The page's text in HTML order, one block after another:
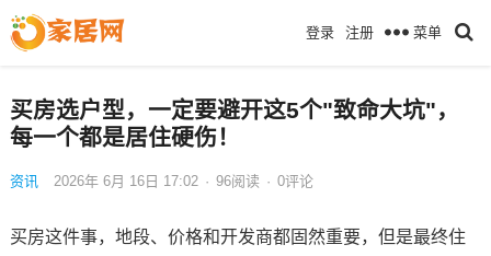
登录 注册 菜单
买房选户型，一定要避开这5个"致命大坑"，
每一个都是居住硬伤！
资讯 2026年 6月 16日 17:02 · 96阅读 · 0评论
买房这件事，地段、价格和开发商都固然重要，但是最终住